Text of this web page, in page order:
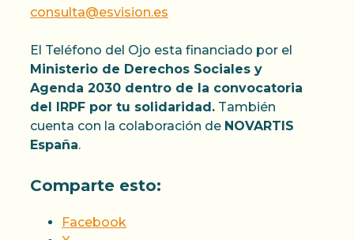
consulta@esvision.es
El Teléfono del Ojo esta financiado por el
Ministerio de Derechos Sociales y
Agenda 2030 dentro de la convocatoria
del IRPF por tu solidaridad. También
cuenta con la colaboración de NOVARTIS
España.
Comparte esto:
Facebook